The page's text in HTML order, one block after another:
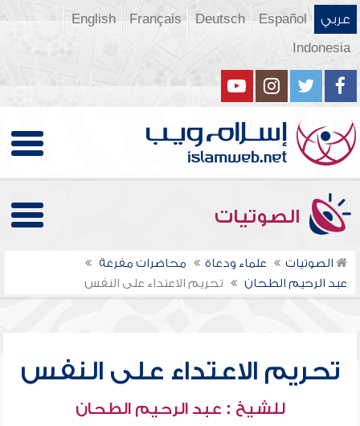
عربي Español
Deutsch
Français
English
Indonesia
الصوتيات
الصوتيات علماء ودعاة
محاضرات مفرغة
عبد الرحيم الطحان
تحريم الاعتداء على النفس
تحريم الاعتداء على النفس
للشيخ : عبد الرحيم الطحان